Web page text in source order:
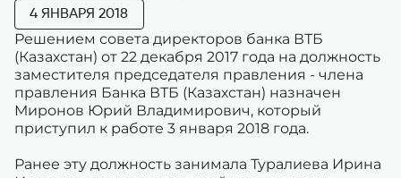
4 ЯНВАРЯ 2018
Решением совета директоров банка ВТБ
(Казахстан) от 22 декабря 2017 года на должность
заместителя председателя правления - члена
правления Банка ВТБ (Казахстан) назначен
Миронов Юрий Владимирович, который
приступил к работе 3 января 2018 года.
Ранее эту должность занимала Туралиева Ирина